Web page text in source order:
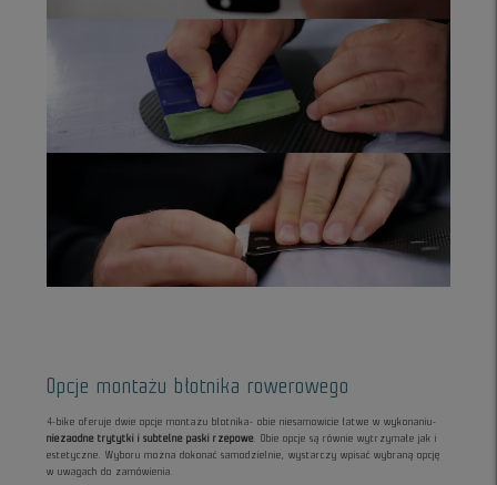
Opcje montażu błotnika rowerowego
4-bike oferuje dwie opcje montażu błotnika- obie niesamowicie łatwe w wykonaniu-
niezaodne trytytki i subtelne paski rzepowe. Obie opcje są równie wytrzymałe jak i
estetyczne. Wyboru można dokonać samodzielnie, wystarczy wpisać wybraną opcję
w uwagach do zamówienia.